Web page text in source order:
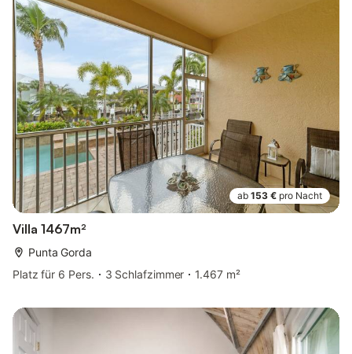
ab 153 € pro Nacht
Villa 1467m²
Punta Gorda
Platz für 6 Pers.
3 Schlafzimmer 1.467 m²